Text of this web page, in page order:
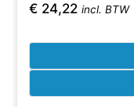
€ 24,22 incl. BTW